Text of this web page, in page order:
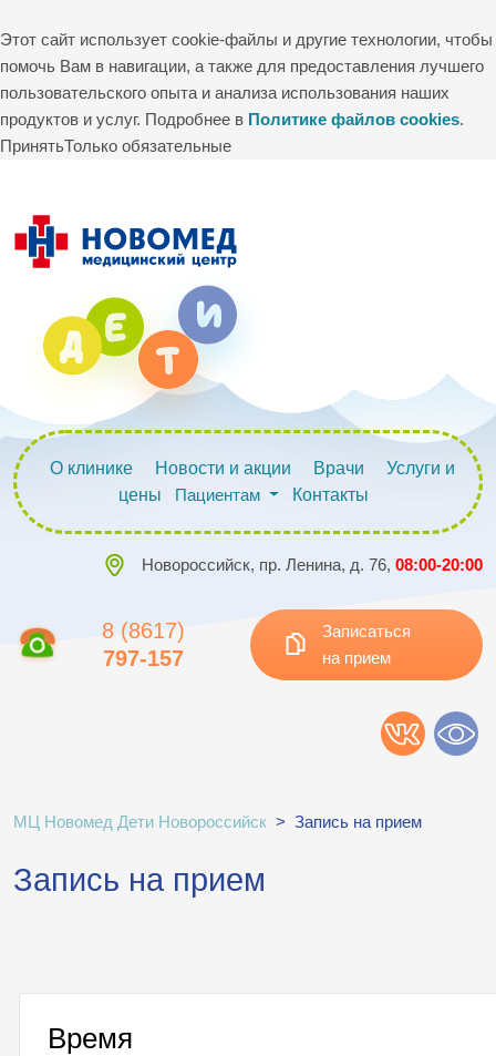
Этот сайт использует cookie-файлы и другие технологии, чтобы
помочь Вам в навигации, а также для предоставления лучшего
пользовательского опыта и анализа использования наших
продуктов и услуг. Подробнее в Политике файлов cookies.
ПринятьТолько обязательные
О клинике Новости и акции Врачи
Услуги и
цены
Пациентам Контакты
Новороссийск, пр. Ленина, д. 76, 08:00-20:00
8 (8617)
797-157
Записаться
на прием
МЦ Новомед Дети Новороссийск > Запись на прием
Запись на прием
Время